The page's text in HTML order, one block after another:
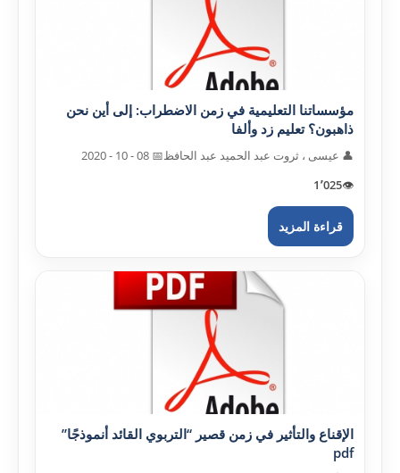
مؤسساتنا التعليمية في زمن الاضطراب: إلى أين نحن
ذاهبون؟ تعليم زد وألفا
👤 عيسى ، ثروت عبد الحميد عبد الحافظ📅 08 - 10 - 2020
👁️1٬025
قراءة المزيد
الإقناع والتأثير في زمن قصير “التربوي القائد أنموذجًا”
pdf